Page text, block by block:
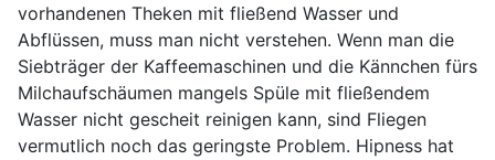
vorhandenen Theken mit fließend Wasser und
Abflüssen, muss man nicht verstehen. Wenn man die
Siebträger der Kaffeemaschinen und die Kännchen fürs
Milchaufschäumen mangels Spüle mit fließendem
Wasser nicht gescheit reinigen kann, sind Fliegen
vermutlich noch das geringste Problem. Hipness hat